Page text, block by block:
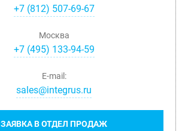
+7(812) 507-69-67
Москва
+7(495) 133-94-59
ЗАЯВКА В ОТДЕЛ ПРОДАЖ
E-mail:
sales@integrus.ru